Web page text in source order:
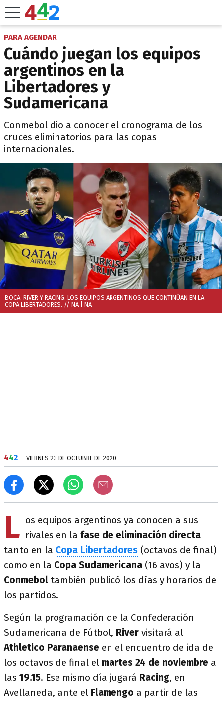
PARA AGENDAR
Cuándo juegan los equipos
argentinos en la
Libertadores y
Sudamericana
Conmebol dio a conocer el cronograma de los
cruces eliminatorios para las copas
internacionales.
BOCA, RIVER Y RACING, LOS EQUIPOS ARGENTINOS QUE CONTINÚAN EN LA
COPA LIBERTADORES. // NA | NA
442 VIERNES 23 DE OCTUBRE DE 2020
L os equipos argentinos ya conocen a sus
rivales en la fase de eliminación directa
tanto en la Copa Libertadores (octavos de final)
como en la Copa Sudamericana (16 avos) y la
Conmebol también publicó los días y horarios de
los partidos.
Según la programación de la Confederación
Sudamericana de Fútbol, River visitará al
Athletico Paranaense en el encuentro de ida de
los octavos de final el martes 24 de noviembre a
las 19.15. Ese mismo día jugará Racing, en
Avellaneda, ante el Flamengo a partir de las